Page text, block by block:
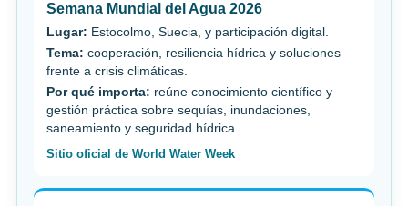
Semana Mundial del Agua 2026
Lugar: Estocolmo, Suecia, y participación digital.
Tema: cooperación, resiliencia hídrica y soluciones
frente a crisis climáticas.
Por qué importa: reúne conocimiento científico y
gestión práctica sobre sequías, inundaciones,
saneamiento y seguridad hídrica.
Sitio oficial de World Water Week